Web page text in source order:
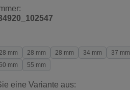
mm 28 mm 28 mm 34 mm 37 mm
mm 55 mm
eine Variante aus: